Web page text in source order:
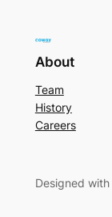
About
Team
History
Careers
Designed with